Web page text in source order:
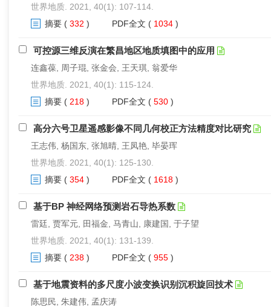
世界地质. 2021, 40(1): 107-114.
摘要 ( 332 ) PDF全文 ( 1034 )
可控源三维反演在繁昌地区地质填图中的应用
连鑫葆, 周子琨, 张金会, 王天琪, 翁爱华
世界地质. 2021, 40(1): 115-124.
摘要 ( 218 ) PDF全文 ( 530 )
高分六号卫星遥感影像不同几何校正方法精度对比研究
王志伟, 杨国东, 张旭晴, 王凤艳, 毕晏珲
世界地质. 2021, 40(1): 125-130.
摘要 ( 354 ) PDF全文 ( 1618 )
基于BP 神经网络预测岩石导热系数
雷廷, 贾军元, 田福金, 马青山, 康建国, 于子望
世界地质. 2021, 40(1): 131-139.
摘要 ( 238 ) PDF全文 ( 955 )
基于地震资料的多尺度小波变换识别沉积旋回技术
陈思民, 朱建伟, 孟庆涛